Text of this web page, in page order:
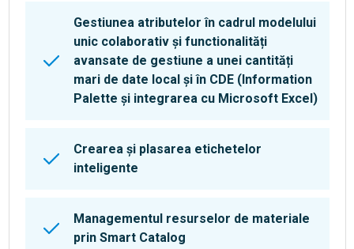
Gestiunea atributelor în cadrul modelului
unic colaborativ și functionalități
avansate de gestiune a unei cantități
mari de date local și în CDE (Information
Palette și integrarea cu Microsoft Excel)
Crearea și plasarea etichetelor
inteligente
Managementul resurselor de materiale
prin Smart Catalog